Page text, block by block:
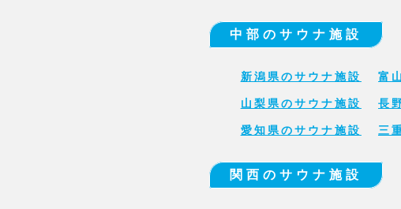
中部のサウナ施設
新潟県のサウナ施設 富
山梨県のサウナ施設 長
愛知県のサウナ施設 三
関西のサウナ施設